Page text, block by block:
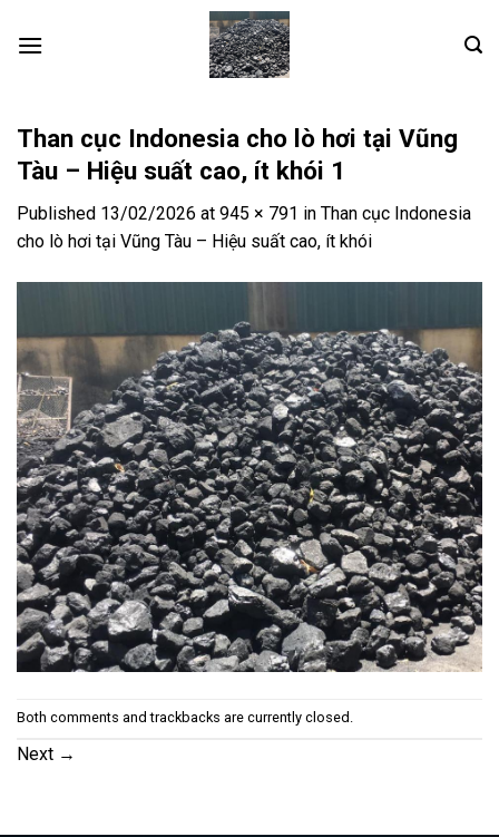
Than cục Indonesia cho lò hơi tại Vũng
Tàu – Hiệu suất cao, ít khói 1
Published 13/02/2026 at 945 × 791 in Than cục Indonesia
cho lò hơi tại Vũng Tàu – Hiệu suất cao, ít khói
Both comments and trackbacks are currently closed.
Next →